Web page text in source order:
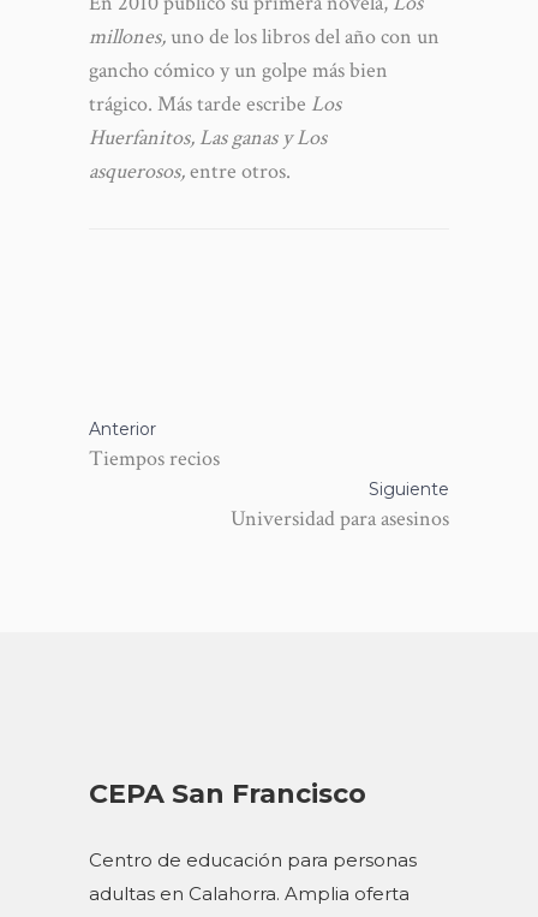
millones, uno de los libros del año con un
gancho cómico y un golpe más bien
trágico. Más tarde escribe Los
Huerfanitos, Las ganas y Los
asquerosos,entre otros.
Anterior
Tiempos recios
Siguiente
Universidad para asesinos
CEPA San Francisco
Centro de educación para personas
adultas en Calahorra. Amplia oferta